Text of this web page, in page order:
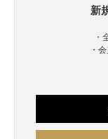
新
・
・